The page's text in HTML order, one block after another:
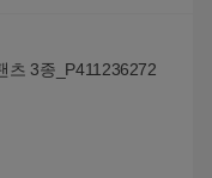
츠 3종_P411236272